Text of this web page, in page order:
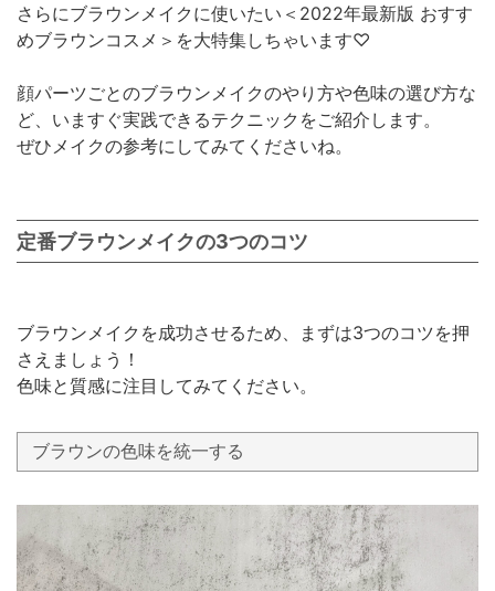
さらにブラウンメイクに使いたい＜2022年最新版 おすす
めブラウンコスメ＞を大特集しちゃいます♡
顔パーツごとのブラウンメイクのやり方や色味の選び方な
ど、いますぐ実践できるテクニックをご紹介します。
ぜひメイクの参考にしてみてくださいね。
定番ブラウンメイクの3つのコツ
ブラウンメイクを成功させるため、まずは3つのコツを押
さえましょう！
色味と質感に注目してみてください。
ブラウンの色味を統一する